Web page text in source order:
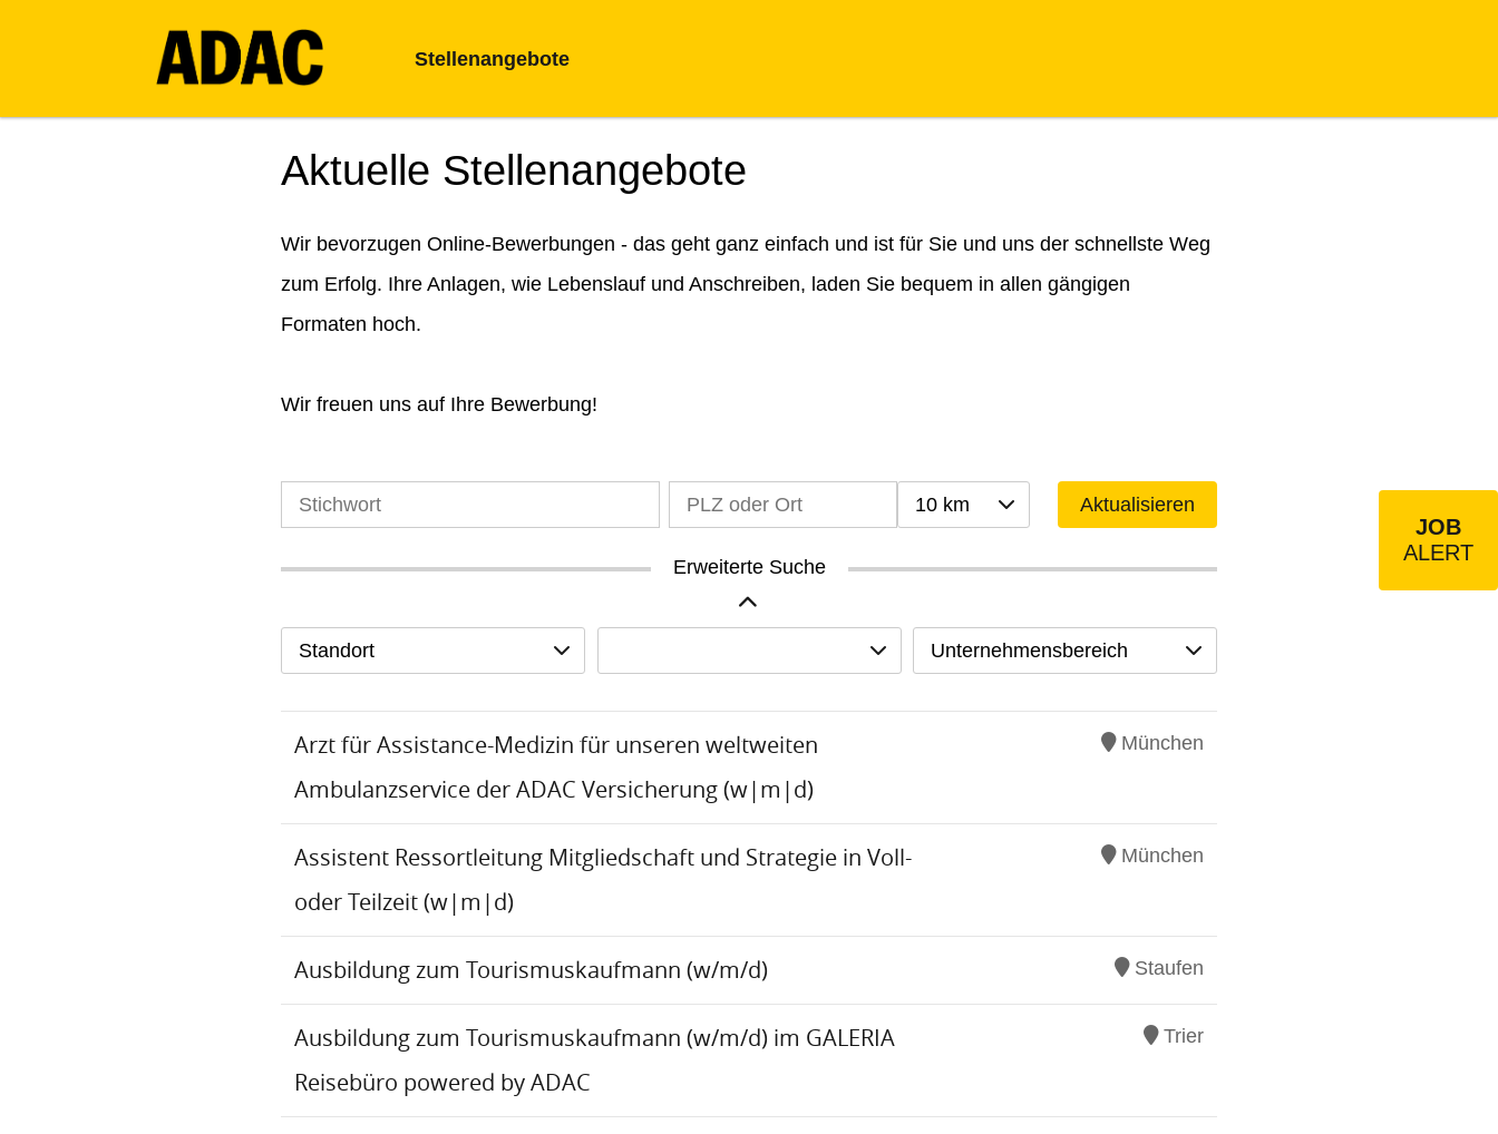
Stellenangebote
Aktuelle Stellenangebote
Wir bevorzugen Online-Bewerbungen - das geht ganz einfach und ist für Sie und uns der schnellste Weg
zum Erfolg. Ihre Anlagen, wie Lebenslauf und Anschreiben, laden Sie bequem in allen gängigen
Formaten hoch.
Wir freuen uns auf Ihre Bewerbung!
10 km Aktualisieren
Erweiterte Suche
Standort Unternehmensbereich
Arzt für Assistance-Medizin für unseren weltweiten
Ambulanzservice der ADAC Versicherung (w|m|d)
München
Assistent Ressortleitung Mitgliedschaft und Strategie in Voll-
oder Teilzeit (w|m|d)
München
Ausbildung zum Tourismuskaufmann (w/m/d) Staufen
Ausbildung zum Tourismuskaufmann (w/m/d) im GALERIA
Reisebüro powered by ADAC
Trier
JOB
ALERT